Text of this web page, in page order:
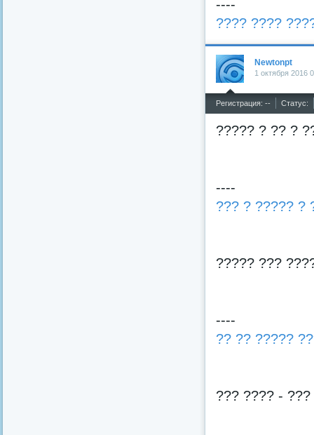
----
???? ????
Newtonpt
1 октября 2016
Регистрация: -- Статус:
????? ? ?? ?
----
??? ? ????? ?
????? ???
----
?? ?? ????? ??
??? ???? -